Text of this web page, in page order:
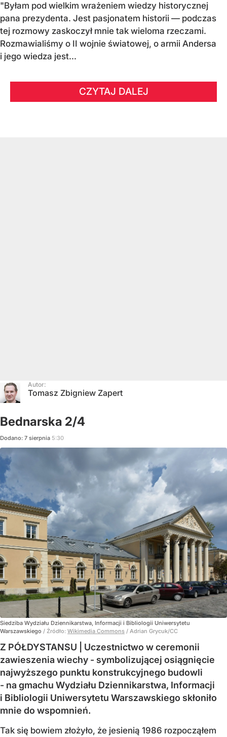
"Byłam pod wielkim wrażeniem wiedzy historycznej
pana prezydenta. Jest pasjonatem historii — podczas
tej rozmowy zaskoczył mnie tak wieloma rzeczami.
Rozmawialiśmy o II wojnie światowej, o armii Andersa
i jego wiedza jest...
CZYTAJ DALEJ
Autor:
Tomasz Zbigniew Zapert
Bednarska 2/4
Dodano: 7 sierpnia 5:30
Siedziba Wydziału Dziennikarstwa, Informacji i Bibliologii Uniwersytetu
Warszawskiego / Źródło: Wikimedia Commons / Adrian Grycuk/CC
Z PÓŁDYSTANSU | Uczestnictwo w ceremonii
zawieszenia wiechy - symbolizującej osiągnięcie
najwyższego punktu konstrukcyjnego budowli
- na gmachu Wydziału Dziennikarstwa, Informacji
i Bibliologii Uniwersytetu Warszawskiego skłoniło
mnie do wspomnień.
Tak się bowiem złożyło, że jesienią 1986 rozpocząłem